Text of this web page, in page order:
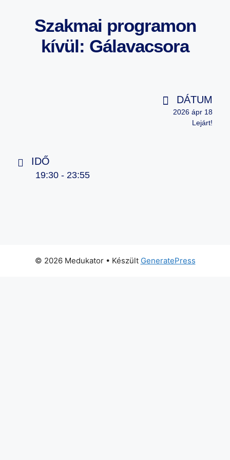
Szakmai programon
kívül: Gálavacsora
DÁTUM
2026 ápr 18
Lejárt!
IDŐ
19:30 - 23:55
© 2026 Medukator• Készült GeneratePress